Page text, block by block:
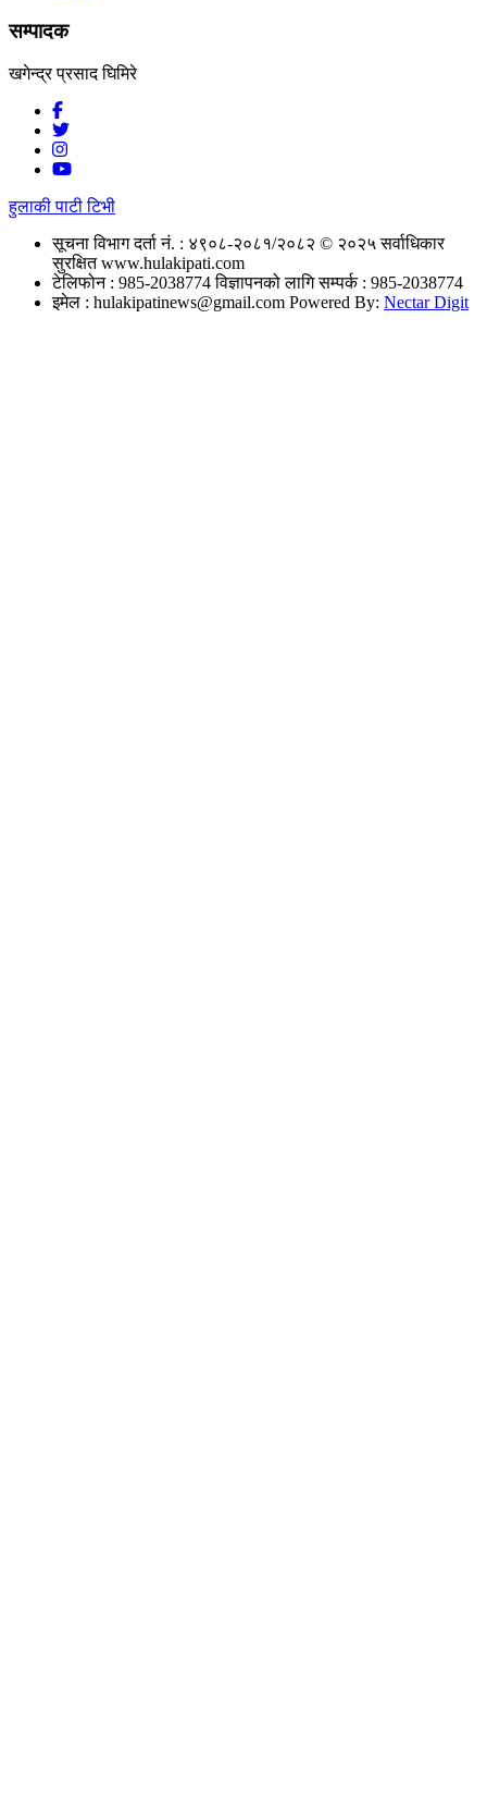
सम्पादक
खगेन्द्र प्रसाद घिमिरे
हुलाकी पाटी टिभी
सूचना विभाग दर्ता नं. : ४९०८-२०८१/२०८२ © २०२५ सर्वाधिकार
सुरक्षित www.hulakipati.com
टेलिफोन : 985-2038774विज्ञापनको लागि सम्पर्क : 985-2038774
इमेल : hulakipatinews@gmail.com Powered By: Nectar Digit